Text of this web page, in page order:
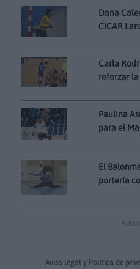
Dana
CICAR
Carla
reforzar
Paulina
para el
El
portería
Aviso legal y Política de